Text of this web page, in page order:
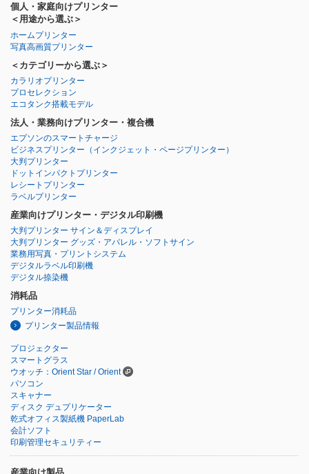
個人・家庭向けプリンター
＜用途から選ぶ＞
ホームプリンター
写真高画質プリンター
＜カテゴリーから選ぶ＞
カラリオプリンター
プロセレクション
エコタンク搭載モデル
法人・業務向けプリンター・複合機
エプソンのスマートチャージ
ビジネスプリンター （インクジェット・ページプリンター）
大判プリンター
ドットインパクトプリンター
レシートプリンター
ラベルプリンター
産業向けプリンター・デジタル印刷機
大判プリンター サイン＆ディスプレイ
大判プリンター グッズ・アパレル・ソフトサイン
業務用写真・プリントシステム
デジタルラベル印刷機
デジタル捺染機
消耗品
プリンター消耗品
プリンター製品情報
プロジェクター
スマートグラス
ウオッチ：Orient Star / Orient
パソコン
スキャナー
ディスク デュプリケーター
乾式オフィス製紙機 PaperLab
会計ソフト
印刷管理セキュリティー